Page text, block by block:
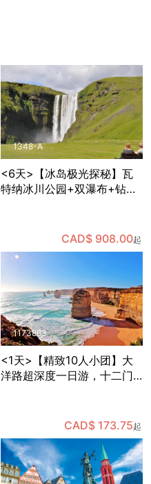
1348-A
<6天>【冰岛极光探秘】瓦
特纳冰川公园+双瀑布+钻石
之一的蓝湖温泉，可自费体
验蓝冰洞探险，夜晚追寻极
CAD$ 908.00起
1173863
<1天>【精致10人小团】大
洋路超深度一日游，十二门
CAD$ 173.75起